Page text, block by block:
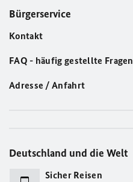
Bürgerservice
Kontakt
FAQ - häufig gestellte Fragen
Adresse / Anfahrt
Deutschland und die Welt
Sicher Reisen